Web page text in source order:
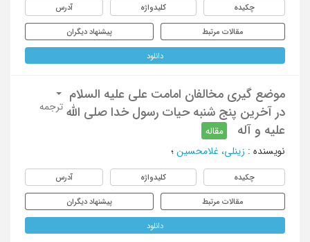
چکیده کلیدواژه آدرس
مقالات مرتبط پیشنهاد دیگران
دانلود
موضع گیری مخالفان امامت علی علیه السلام
در آخرین پنج شنبه حیات رسول خدا صلی الله
علیه و آله
مقاله
ترجمه
نویسنده : زینلی، غلامحسین ؛
چکیده کلیدواژه آدرس
مقالات مرتبط پیشنهاد دیگران
دانلود